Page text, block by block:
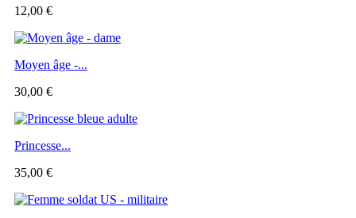
12,00 €
Moyen âge -...
30,00 €
Princesse...
35,00 €